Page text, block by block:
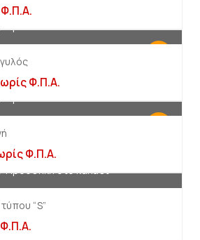
Φ.Π.Α.
Φ.Π.Α.
Προσθήκη στο καλάθι
“S”